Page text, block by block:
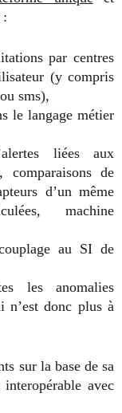
:
par centres
(y compris
sms),
le langage métier
liées aux
comparaisons de
d’un même
machine
au SI de
les anomalies
n’est donc plus à
sur la base de sa
avec